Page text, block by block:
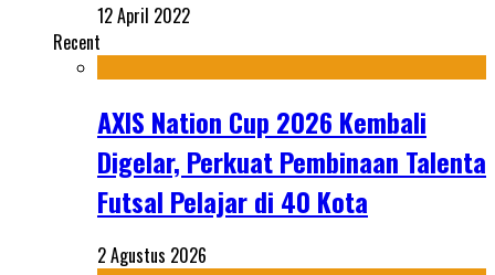
12 April 2022
Recent
AXIS Nation Cup 2026 Kembali
Digelar, Perkuat Pembinaan Talenta
Futsal Pelajar di 40 Kota
2 Agustus 2026